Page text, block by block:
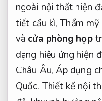
ngoài nội thất hiện
tiết cầu kì,Thẩm mỹ
và cửa phòng họp
dạng hiệu ứng hiện
Châu Âu, Áp dụng
Quốc. Thiết kế nội